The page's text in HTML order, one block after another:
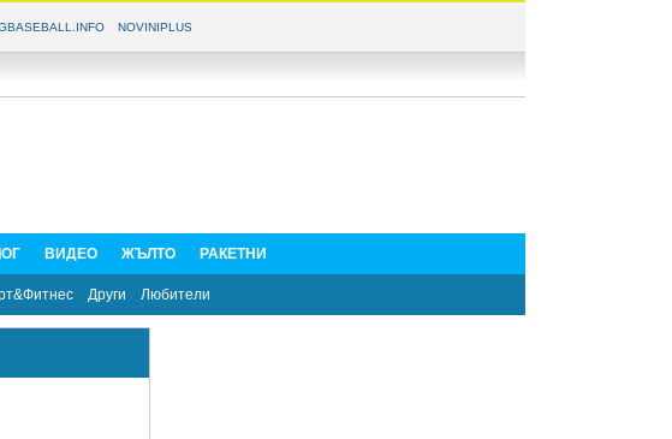
NOVINIPLUS
ВИДЕО ЖЪЛТО РАКЕТНИ
Други Любители